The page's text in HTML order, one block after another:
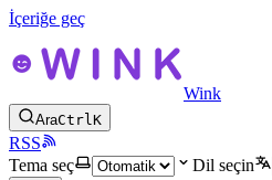
İçeriğe geç
Wink
AraCtrlK
RSS
Tema seç
Dil seçin